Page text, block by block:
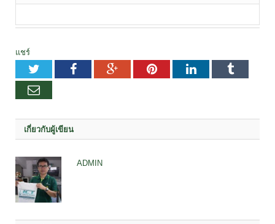
แชร์
TwitterFacebookGoogle+PinterestLinkedInTumblr
อีเมล
เกี่ยวกับผู้เขียน
ADMIN